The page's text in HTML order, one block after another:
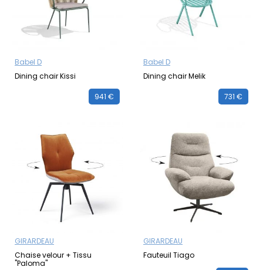
Babel D
Dining chair Kissi
941 €
Babel D
Dining chair Melik
731 €
GIRARDEAU
Chaise velour + Tissu
"Paloma"
GIRARDEAU
Fauteuil Tiago